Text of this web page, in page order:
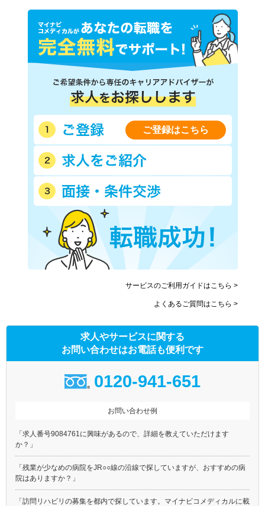
ご登録はこちら
サービスのご利用ガイドはこちら >
よくあるご質問はこちら >
求人やサービスに関する
お問い合わせはお電話も便利です
0120-941-651
お問い合わせ例
「求人番号9084761に興味があるので、詳細を教えていただけます
か？」
「残業が少なめの病院をJR○○線の沿線で探していますが、おすすめの病
院はありますか？」
「訪問リハビリの募集を都内で探しています。マイナビコメディカルに載